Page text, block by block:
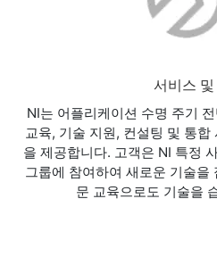
서비스 및
NI는 어플리케이션 수명 주기
교육, 기술 지원, 컨설팅 및 통
을 제공합니다. 고객은 NI 특정
그룹에 참여하여 새로운 기술
문 교육으로도 기술을